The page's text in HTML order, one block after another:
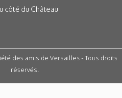
côté du Château
des amis de Versailles - Tous droits
réservés.